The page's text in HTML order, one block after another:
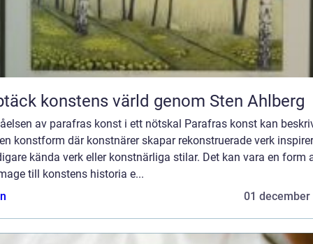
konstens värld genom Sten Ahlberg
av parafras konst i ett nötskal Parafras konst kan
konstform där konstnärer skapar rekonstruerade verk
kända verk eller konstnärliga stilar. Det kan vara en form
till konstens historia e...
01 december